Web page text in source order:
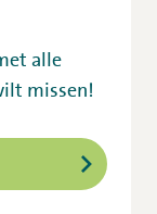
alle
missen!